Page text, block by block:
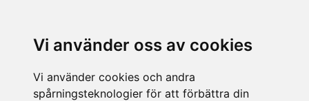
Vi använder oss av cookies
Vi använder cookies och andra
spårningsteknologier för att förbättra din